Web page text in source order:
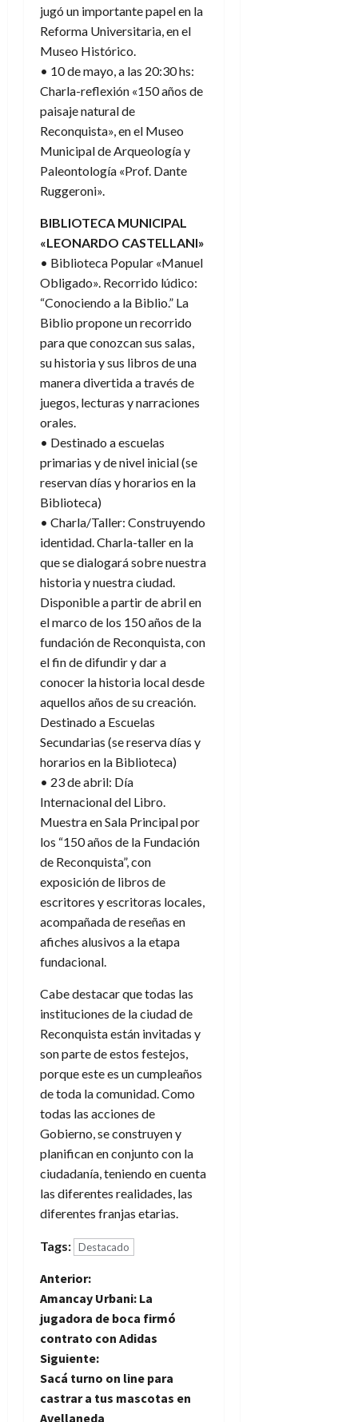
jugó un importante papel en la
Reforma Universitaria, en el
Museo Histórico.
• 10 de mayo, a las 20:30 hs:
Charla-reflexión «150 años de
paisaje natural de
Reconquista», en el Museo
Municipal de Arqueología y
Paleontología «Prof. Dante
Ruggeroni».
BIBLIOTECA MUNICIPAL
«LEONARDO CASTELLANI»
• Biblioteca Popular «Manuel
Obligado». Recorrido lúdico:
“Conociendo a la Biblio.” La
Biblio propone un recorrido
para que conozcan sus salas,
su historia y sus libros de una
manera divertida a través de
juegos, lecturas y narraciones
orales.
• Destinado a escuelas
primarias y de nivel inicial (se
reservan días y horarios en la
Biblioteca)
• Charla/Taller: Construyendo
identidad. Charla-taller en la
que se dialogará sobre nuestra
historia y nuestra ciudad.
Disponible a partir de abril en
el marco de los 150 años de la
fundación de Reconquista, con
el fin de difundir y dar a
conocer la historia local desde
aquellos años de su creación.
Destinado a Escuelas
Secundarias (se reserva días y
horarios en la Biblioteca)
• 23 de abril: Día
Internacional del Libro.
Muestra en Sala Principal por
los “150 años de la Fundación
de Reconquista”, con
exposición de libros de
escritores y escritoras locales,
acompañada de reseñas en
afiches alusivos a la etapa
fundacional.
Cabe destacar que todas las
instituciones de la ciudad de
Reconquista están invitadas y
son parte de estos festejos,
porque este es un cumpleaños
de toda la comunidad. Como
todas las acciones de
Gobierno, se construyen y
planifican en conjunto con la
ciudadanía, teniendo en cuenta
las diferentes realidades, las
diferentes franjas etarias.
Tags: Destacado
N
a
v
e
Anterior:
Amancay Urbani: La
jugadora de boca firmó
contrato con Adidas
Siguiente:
Sacá turno on line para
castrar a tus mascotas en
Avellaneda